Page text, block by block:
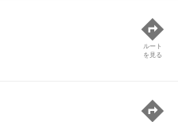
ルート
を見る